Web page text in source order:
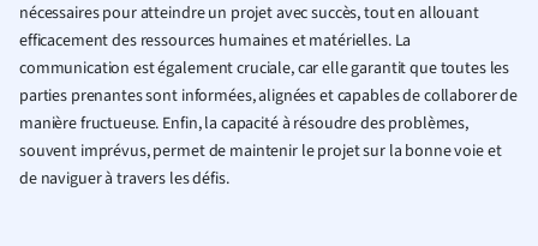
nécessaires pour atteindre un projet avec succès, tout en allouant
efficacement des ressources humaines et matérielles. La
communication est également cruciale, car elle garantit que toutes les
parties prenantes sont informées, alignées et capables de collaborer de
manière fructueuse. Enfin, la capacité à résoudre des problèmes,
souvent imprévus, permet de maintenir le projet sur la bonne voie et
de naviguer à travers les défis.